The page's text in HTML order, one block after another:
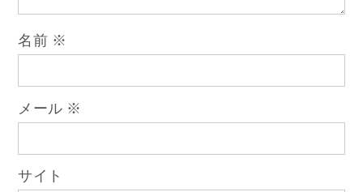
ョ
ン
名前 ※
メール ※
サイト